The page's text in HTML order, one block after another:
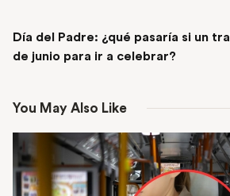
Día del Padre: ¿qué pasaría si un
de junio para ir a celebrar?
You May Also Like